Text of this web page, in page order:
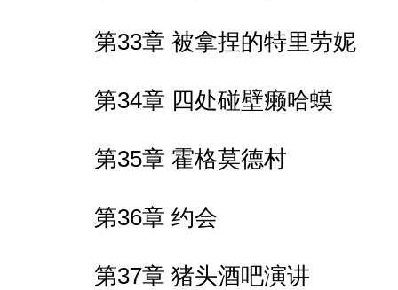
第33章 被拿捏的特里劳妮
第34章 四处碰壁癞哈蟆
第35章 霍格莫德村
第36章 约会
第37章 猪头酒吧演讲